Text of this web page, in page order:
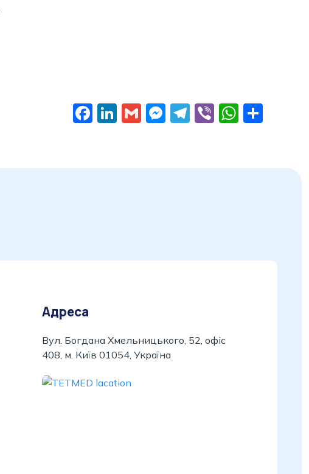
Facebook
LinkedIn
GmailMessenger
Telegram
Viber
Адреса
Вул. Богдана Хмельницького, 52, офіс
408, м. Київ 01054, Україна